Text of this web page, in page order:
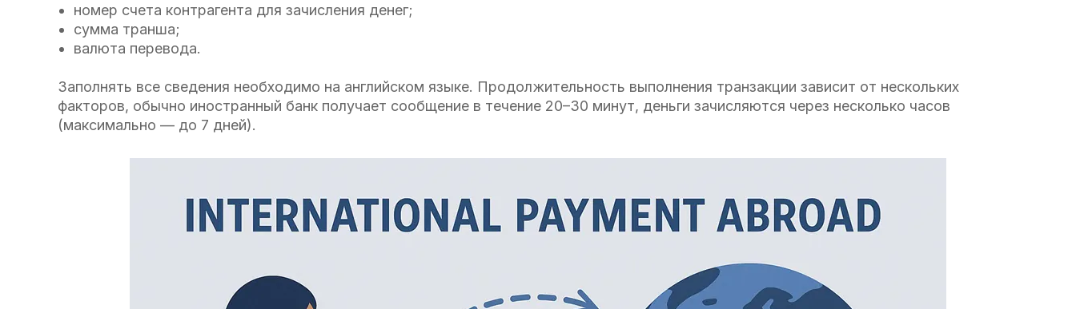
номер счета контрагента для зачисления денег;
сумма транша;
валюта перевода.
Заполнять все сведения необходимо на английском языке. Продолжительность выполнения транзакции зависит от нескольких
факторов, обычно иностранный банк получает сообщение в течение 20–30 минут, деньги зачисляются через несколько часов
(максимально — до 7 дней).